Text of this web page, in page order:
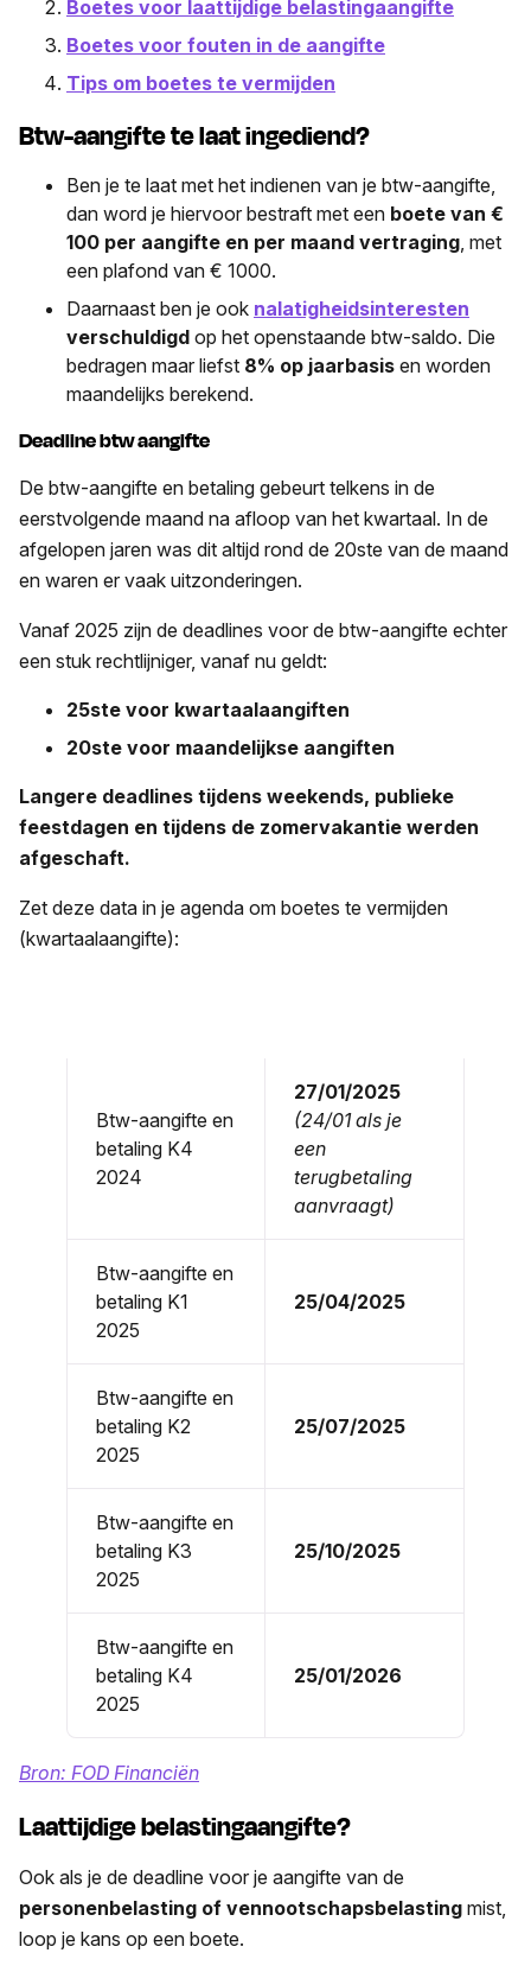
Boetes voor laattijdige belastingaangifte
Boetes voor fouten in de aangifte
Tips om boetes te vermijden
Btw-aangifte te laat ingediend?
Ben je te laat met het indienen van je btw-aangifte,
dan word je hiervoor bestraft met een boete van €
100 per aangifte en per maand vertraging , met
een plafond van € 1000.
Daarnaast ben je ook nalatigheidsinteresten
verschuldigd op het openstaande btw-saldo. Die
bedragen maar liefst 8% op jaarbasis en worden
maandelijks berekend.
Deadline btw aangifte
De btw-aangifte en betaling gebeurt telkens in de
eerstvolgende maand na afloop van het kwartaal. In de
afgelopen jaren was dit altijd rond de 20ste van de maand
en waren er vaak uitzonderingen.
Vanaf 2025 zijn de deadlines voor de btw-aangifte echter
een stuk rechtlijniger, vanaf nu geldt:
25ste voor kwartaalaangiften
20ste voor maandelijkse aangiften
Langere deadlines tijdens weekends, publieke
feestdagen en tijdens de zomervakantie werden
afgeschaft.
Zet deze data in je agenda om boetes te vermijden
(kwartaalaangifte):
Btw-aangifte en
betaling K4
2024
27/01/2025
(24/01 als je
een
terugbetaling
aanvraagt)
Btw-aangifte en
betaling K1
2025
25/04/2025
Btw-aangifte en
betaling K2
2025
25/07/2025
Btw-aangifte en
betaling K3
2025
25/10/2025
Btw-aangifte en
betaling K4
2025
25/01/2026
Bron: FOD Financiën
Laattijdige belastingaangifte?
Ook als je de deadline voor je aangifte van de
personenbelasting of vennootschapsbelasting mist,
loop je kans op een boete.